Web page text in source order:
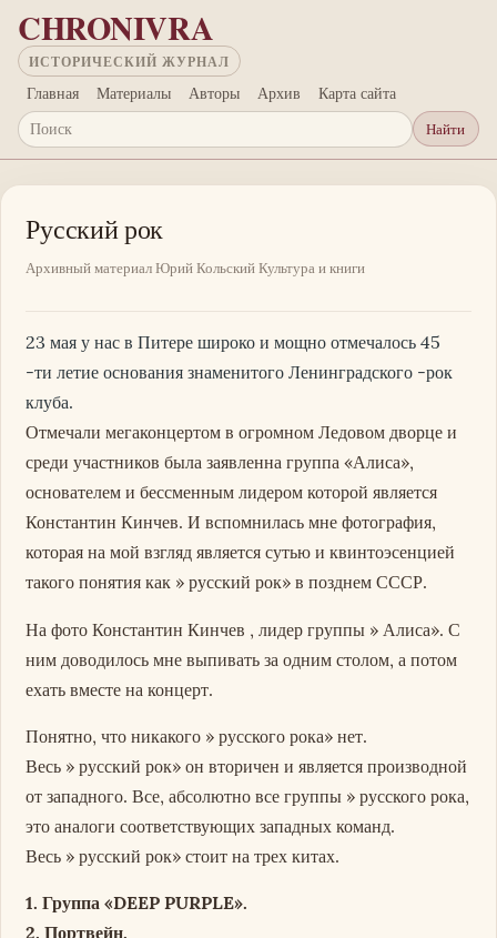
Перейти к основному содержанию
CHRONIVRA
ИСТОРИЧЕСКИЙ ЖУРНАЛ
Главная Материалы Авторы Архив Карта сайта
Поиск
Найти
Русский рок
Архивный материалЮрий КольскийКультура и книги
23 мая у нас в Питере широко и мощно отмечалось 45
-ти летие основания знаменитого Ленинградского -рок
клуба.
Отмечали мегаконцертом в огромном Ледовом дворце и
среди участников была заявленна группа «Алиса»,
основателем и бессменным лидером которой является
Константин Кинчев. И вспомнилась мне фотография,
которая на мой взгляд является сутью и квинтоэсенцией
такого понятия как » русский рок» в позднем СССР.
На фото Константин Кинчев , лидер группы » Алиса». С
ним доводилось мне выпивать за одним столом, а потом
ехать вместе на концерт.
Понятно, что никакого » русского рока» нет.
Весь » русский рок» он вторичен и является производной
от западного. Все, абсолютно все группы » русского рока,
это аналоги соответствующих западных команд.
Весь » русский рок» стоит на трех китах.
1. Группа «DEEP PURPLE».
2. Портвейн.